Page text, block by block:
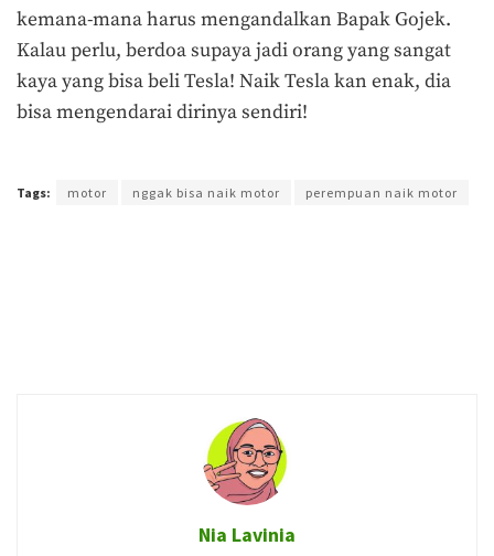
kemana-mana harus mengandalkan Bapak Gojek.
Kalau perlu, berdoa supaya jadi orang yang sangat
kaya yang bisa beli Tesla! Naik Tesla kan enak, dia
bisa mengendarai dirinya sendiri!
Tags: motor nggak bisa naik motor perempuan naik motor
Nia Lavinia